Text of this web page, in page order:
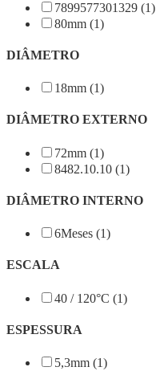
7899577301329 (1)
80mm (1)
DIÂMETRO
18mm (1)
DIÂMETRO EXTERNO
72mm (1)
8482.10.10 (1)
DIÂMETRO INTERNO
6Meses (1)
ESCALA
40 / 120°C (1)
ESPESSURA
5,3mm (1)